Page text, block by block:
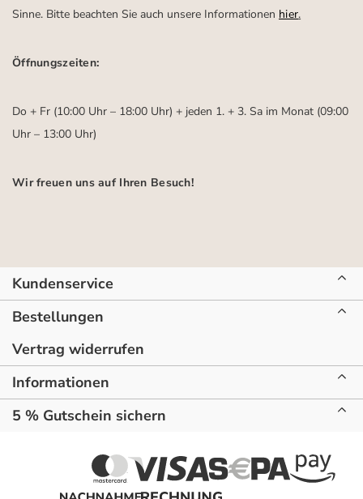
Sinne. Bitte beachten Sie auch unsere Informationen hier.
Öffnungszeiten:
Do + Fr (10:00 Uhr – 18:00 Uhr) + jeden 1. + 3. Sa im Monat (09:00
Uhr – 13:00 Uhr)
Wir freuen uns auf Ihren Besuch!
Kundenservice
Bestellungen
Vertrag widerrufen
Informationen
5 % Gutschein sichern